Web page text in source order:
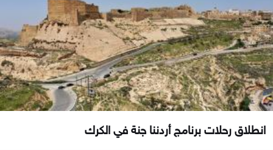
انطلاق رحلات برنامج أردننا جنة في الكرك